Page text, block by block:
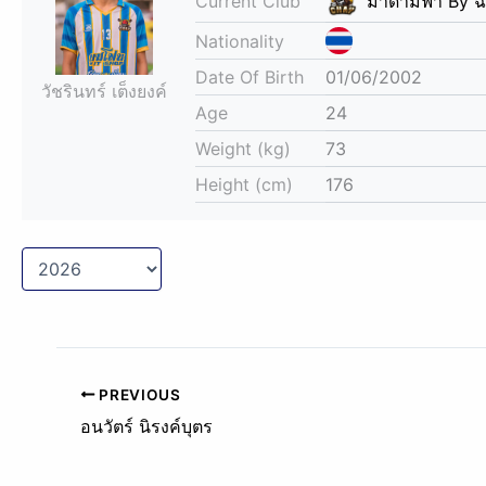
วัชรินทร์ เต็งยงค์
Nationality
Date Of Birth
01/06/2002
Age
24
Weight (kg)
73
Height (cm)
176
PREVIOUS
อนวัตร์ นิรงค์บุตร